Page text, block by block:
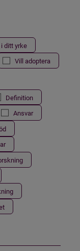
ditt yrke
Vill adoptera
Definition
Ansvar